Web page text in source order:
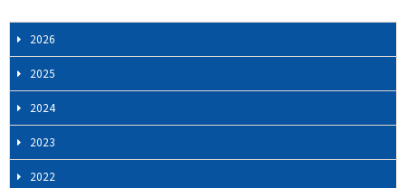
ナ
ビ
ゲ
ー
シ
ョ
ン
2026
2025
2024
2023
2022